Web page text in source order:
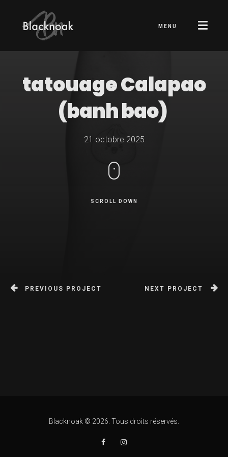
MENU
tatouage Calapao
(banh bao)
21 octobre 2025
SCROLL DOWN
PREVIOUS PROJECT NEXT PROJECT
Blacknoak © 2026. Tous droits réservés.